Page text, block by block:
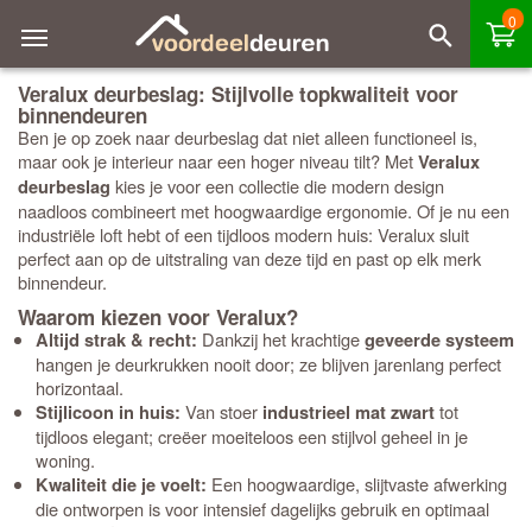
0
Veralux deurbeslag: Stijlvolle topkwaliteit voor
binnendeuren
Ben je op zoek naar deurbeslag dat niet alleen functioneel is,
maar ook je interieur naar een hoger niveau tilt? MetVeralux
deurbeslag kies je voor een collectie die modern design
naadloos combineert met hoogwaardige ergonomie. Of je nu een
industriële loft hebt of een tijdloos modern huis: Veralux sluit
perfect aan op de uitstraling van deze tijd en past op elk merk
binnendeur.
Waarom kiezen voor Veralux?
Altijd strak & recht: Dankzij het krachtigegeveerde systeem
hangen je deurkrukken nooit door; ze blijven jarenlang perfect
horizontaal.
Stijlicoon in huis: Van stoer industrieel mat zwarttot
tijdloos elegant; creëer moeiteloos een stijlvol geheel in je
woning.
Kwaliteit die je voelt: Een hoogwaardige, slijtvaste afwerking
die ontworpen is voor intensief dagelijks gebruik en optimaal